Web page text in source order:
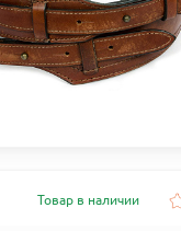
Товар в наличии